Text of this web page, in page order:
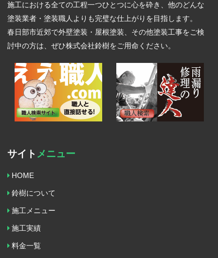
施工における全ての工程一つひとつに心を砕き、他のどんな
塗装業者・塗装職人よりも完璧な仕上がりを目指します。
春日部市近郊で外壁塗装・屋根塗装、その他塗装工事をご検
討中の方は、ぜひ株式会社鈴樹をご用命ください。
サイト メニュー
HOME
鈴樹について
施工メニュー
施工実績
料金一覧